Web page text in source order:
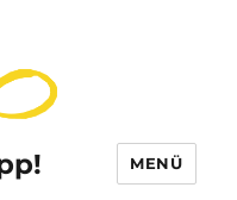
MENÜ